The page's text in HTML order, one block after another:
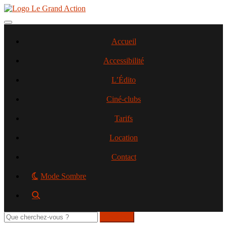
Aller
contenu
Toggle navigation
Accueil
Accessibilité
L’Édito
Ciné-clubs
Tarifs
Location
Contact
Mode Sombre
Rechercher
sur